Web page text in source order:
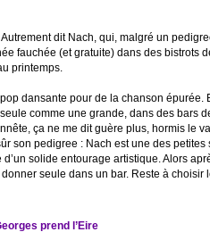
dit Nach, qui, malgré un
fauchée (et gratuite) dans des bistrots
printemps.
dansante pour de la chanson épurée.
comme une grande, dans des bars
ça ne me dit guère plus, hormis le
son pedigree : Nach est une des
solide entourage artistique. Alors
seule dans un bar. Reste à choisir
prend l’Eire